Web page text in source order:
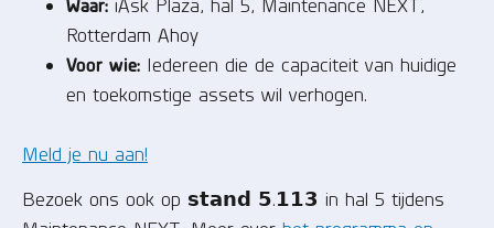
Waar: iAsk Plaza, hal 5, Maintenance NEXT,
Rotterdam Ahoy
Voor wie: Iedereen die de capaciteit van huidige
en toekomstige assets wil verhogen.
Meld je nu aan!
Bezoek ons ook op 𝘀𝘁𝗮𝗻𝗱 𝟱.𝟭𝟭𝟯 in hal 5 tijdens